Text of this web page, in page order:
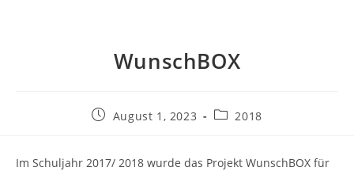
WunschBOX
BeitragAugust 1, 2023
Beitrags-
2018
Im Schuljahr 2017/ 2018 wurde das Projekt WunschBOX für